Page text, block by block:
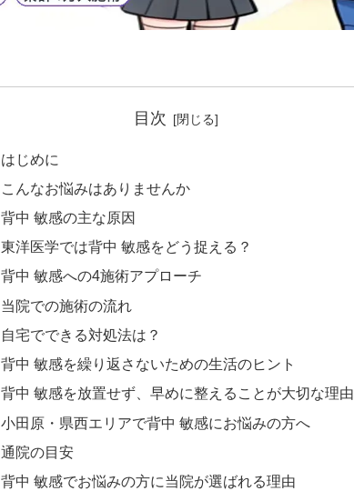
目次
はじめに
こんなお悩みはありませんか
背中 敏感の主な原因
東洋医学では背中 敏感をどう捉える？
背中 敏感への4施術アプローチ
当院での施術の流れ
自宅でできる対処法は？
背中 敏感を繰り返さないための生活のヒント
背中 敏感を放置せず、早めに整えることが大切な理由
小田原・県西エリアで背中 敏感にお悩みの方へ
通院の目安
背中 敏感でお悩みの方に当院が選ばれる理由